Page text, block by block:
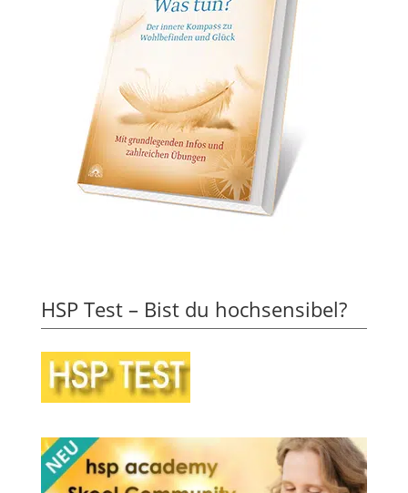
HSP Test – Bist du hochsensibel?